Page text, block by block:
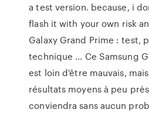
a test version. because, i
flash it with your own risk
Galaxy Grand Prime : test,
technique ... Ce Samsung
est loin d'être mauvais,
résultats moyens à peu
conviendra sans aucun